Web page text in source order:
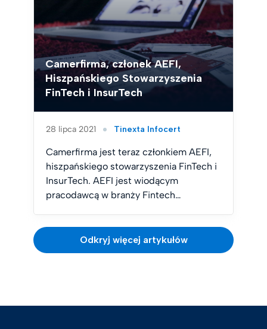
Camerfirma, członek AEFI,
Hiszpańskiego Stowarzyszenia
FinTech i InsurTech
28 lipca 2021 Tinexta Infocert
Camerfirma jest teraz członkiem AEFI,
hiszpańskiego stowarzyszenia FinTech i
InsurTech. AEFI jest wiodącym
pracodawcą w branży Fintech…
Odkryj więcej artykułów